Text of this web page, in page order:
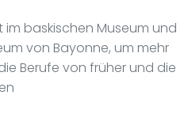
im baskischen Museum und
von Bayonne, um mehr
Berufe von früher und die